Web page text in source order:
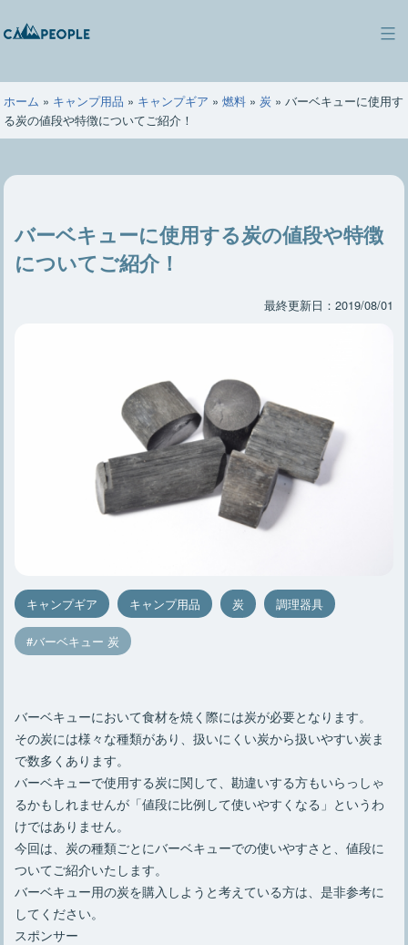
ン
ツ
へ
ス
ッ
キ
ン
ピ
ー
ホーム » キャンプ用品 » キャンプギア » 燃料» 炭» バーベキューに使用す
る炭の値段や特徴についてご紹介！
バーベキューに使用する炭の値段や特徴
についてご紹介！
最終更新日：2019/08/01
キャンプギア キャンプ用品 炭 調理器具
バーベキュー 炭
バーベキューにおいて食材を焼く際には炭が必要となります。
その炭には様々な種類があり、扱いにくい炭から扱いやすい炭ま
で数多くあります。
バーベキューで使用する炭に関して、勘違いする方もいらっしゃ
るかもしれませんが「値段に比例して使いやすくなる」というわ
けではありません。
今回は、炭の種類ごとにバーベキューでの使いやすさと、値段に
ついてご紹介いたします。
バーベキュー用の炭を購入しようと考えている方は、是非参考に
してください。
スポンサー